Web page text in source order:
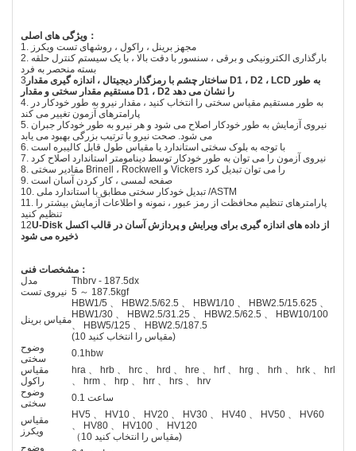
ویژگی های اصلی ：
1. مجهز برینل ، راکول ، روشهای تست ویکرز
2. بارگذاری الکترونیکی و برقی ، سنسور با دقت بالا ، با یک سیستم کنترل حلقه
بسته منحصر به فرد
3 ساختار چشم با رمزگذار دیجیتال ، اندازه گیری مقدار D1 ، D2 ، LCD به طور
مستقیم مقدار سختی و مقدار D1 ، D2 را نشان می دهد
4. به طور مستقیم مقیاس سختی را انتخاب کنید ، مقدار نیرو به طور خودکار در
پارامترهای آزمون تغییر می کند
5. نیروی آزمایش به طور خودکار اصلاح می شود و هر نیرو به طور خودکار جبران
می شود. صحت نیرو با ترتیب بزرگی بهبود می یابد
6. با توجه به بلوک سختی استاندارد یا مقیاس طول قابل کالیبره است
7. نیروی آزمون را می توان به طور خودکار توسط دینامومتر استاندارد اصلاح کرد
8. مقادیر سختی Brinell ، Rockwell و Vickers را می توان تبدیل کرد
9. صفحه لمسی ، کار کردن آسان است
10. تبدیل خودکار سختی مطابق با استاندارد ملی /ASTM
11. پارامترهای تنظیم محافظت از رمز عبور ، نمونه و اطلاعات آزمایش بیشتر را
تنظیم کنید
12U-Disk از داده های اندازه گیری برای ویرایش و پردازش آسان در قالب اکسل
ذخیره می شود
مشخصات فنی ：
مدل
Thbrv - 187.5dx
نیروی تست 5 ～ 187.5kgf
مقیاس برینل
HBW1/5 、 HBW2.5/62.5 、 HBW1/10 、 HBW2.5/15.625 、
HBW1/30 、 HBW2.5/31.25 、 HBW2.5/62.5 、 HBW10/100
、 HBW5/125 、 HBW2.5/187.5
(10 مقیاس را انتخاب کنید)
وضوح
سختی
0.1hbw
مقیاس
راکول
hra 、 hrb 、 hrc 、 hrd 、 hre 、 hrf 、 hrg 、 hrh 、 hrk 、 hrl
、 hrm 、 hrp 、 hrr 、 hrs 、 hrv
وضوح
سختی
0.1 ساعت
مقیاس
ویکرز
HV5 、 HV10 、 HV20 、 HV30 、 HV40 、 HV50 、 HV60
、 HV80 、 HV100 、 HV120
（10 مقیاس را انتخاب کنید)
وضوح